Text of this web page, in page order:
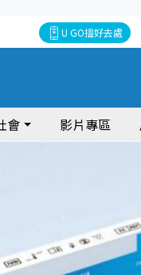
U GO搵好去處
會 影片專區